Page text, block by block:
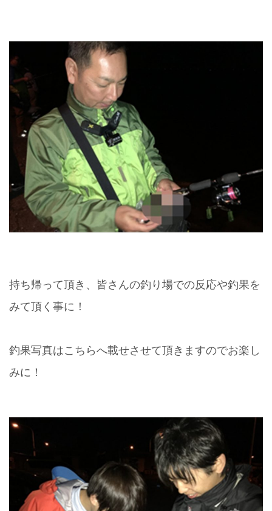
持ち帰って頂き、皆さんの釣り場での反応や釣果を
みて頂く事に！
釣果写真はこちらへ載せさせて頂きますのでお楽し
みに！